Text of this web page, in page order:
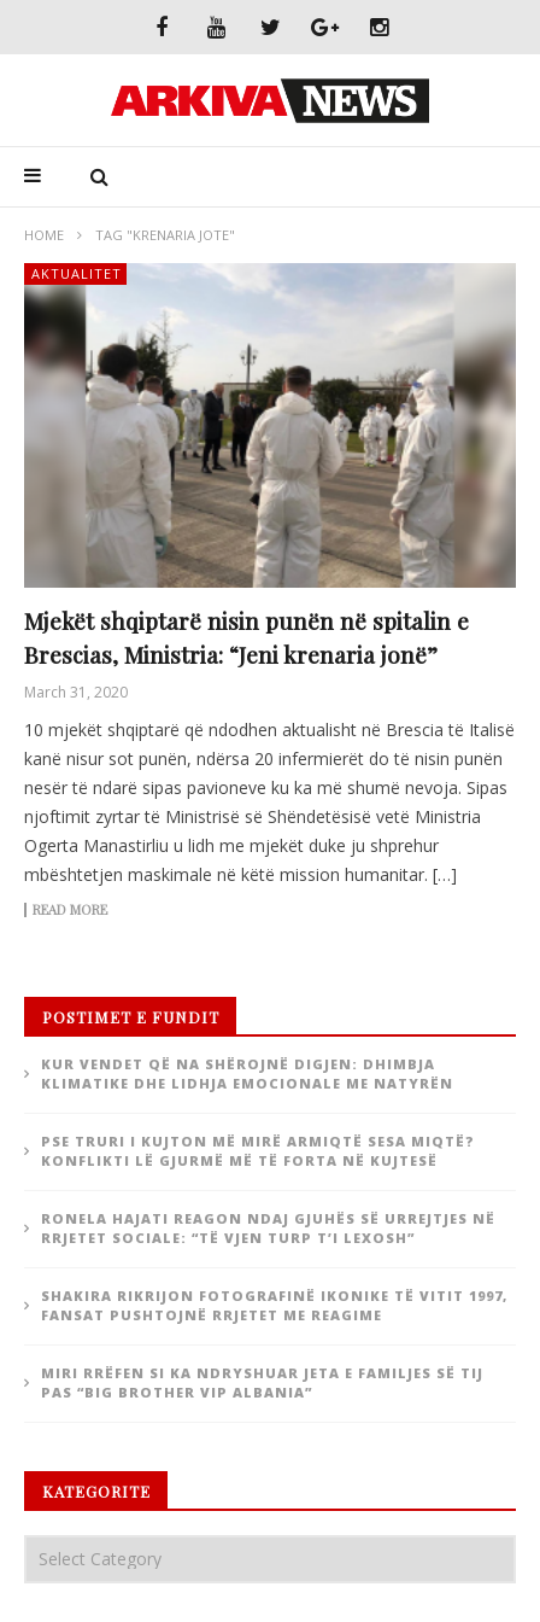
HOME TAG "KRENARIA JOTE"
AKTUALITET
Mjekët shqiptarë nisin punën në spitalin e
Brescias, Ministria: “Jeni krenaria jonë”
March 31, 2020
10 mjekët shqiptarë që ndodhen aktualisht në Brescia të Italisë
kanë nisur sot punën, ndërsa 20 infermierët do të nisin punën
nesër të ndarë sipas pavioneve ku ka më shumë nevoja. Sipas
njoftimit zyrtar të Ministrisë së Shëndetësisë vetë Ministria
Ogerta Manastirliu u lidh me mjekët duke ju shprehur
mbështetjen maskimale në këtë mission humanitar. […]
READ MORE
POSTIMET E FUNDIT
KUR VENDET QË NA SHËROJNË DIGJEN: DHIMBJA
KLIMATIKE DHE LIDHJA EMOCIONALE ME NATYRËN
PSE TRURI I KUJTON MË MIRË ARMIQTË SESA MIQTË?
KONFLIKTI LË GJURMË MË TË FORTA NË KUJTESË
RONELA HAJATI REAGON NDAJ GJUHËS SË URREJTJES NË
RRJETET SOCIALE: “TË VJEN TURP T’I LEXOSH”
SHAKIRA RIKRIJON FOTOGRAFINË IKONIKE TË VITIT 1997,
FANSAT PUSHTOJNË RRJETET ME REAGIME
MIRI RRËFEN SI KA NDRYSHUAR JETA E FAMILJES SË TIJ
PAS “BIG BROTHER VIP ALBANIA”
KATEGORITE